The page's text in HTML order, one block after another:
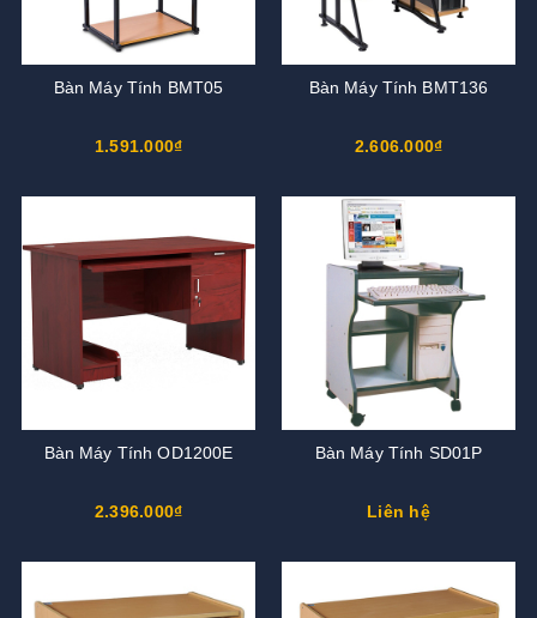
Bàn Máy Tính BMT05
1.591.000₫
Bàn Máy Tính BMT136
2.606.000₫
Bàn Máy Tính OD1200E
2.396.000₫
Bàn Máy Tính SD01P
Liên hệ